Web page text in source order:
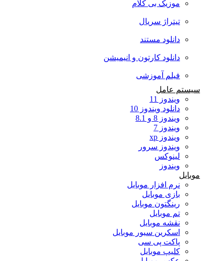
موزیک بی کلام
تیتراژ سریال
دانلود مستند
دانلود کارتون و انیمیشن
فیلم آموزشی
سیستم عامل
ویندوز 11
دانلود ویندوز 10
ویندوز 8 و 8.1
ویندوز 7
ویندوز xp
ویندوز سرور
لینوکس
ویندوز
موبایل
نرم افزار موبایل
بازی موبایل
رینگتون موبایل
تم موبایل
نقشه موبایل
اسکرین سیور موبایل
پاکت پی سی
کلیپ موبایل